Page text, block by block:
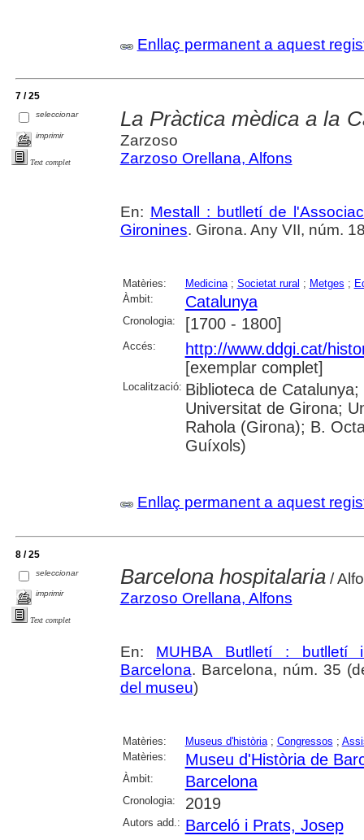
Enllaç permanent a aquest
7 / 25
seleccionar
imprimir
Text complet
La Pràctica mèdica a la
Zarzoso
Zarzoso Orellana, Alfons
En: Mestall : butlletí de
Gironines. Girona. Any VII, núm.
Matèries: Medicina; Societat rural ; Metges ;
Àmbit:
Catalunya
Cronologia: [1700 - 1800]
Accés:
http://www.ddgi.cat/
[exemplar complet]
Localització: Biblioteca de
Universitat de Girona;
Rahola (Girona); B.
Guíxols)
Enllaç permanent a aquest
8 / 25
seleccionar
imprimir
Text complet
Barcelona hospitalaria/
Zarzoso Orellana, Alfons
En: MUHBA Butlletí : butlletí
Barcelona. Barcelona, núm. 35
del museu)
Matèries: Museus d'història; Congressos ;
Matèries:
Museu d'Història de
Àmbit: Barcelona
Cronologia: 2019
Autors add.: Barceló i Prats, Josep